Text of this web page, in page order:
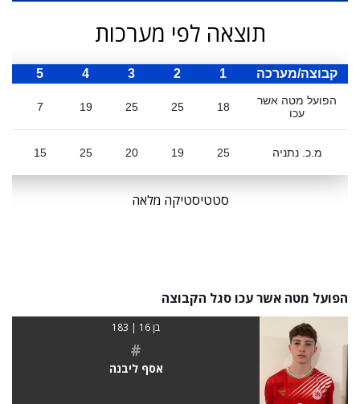
תוצאה לפי מערכות
קבוצה/מערכה 1
2
3
4
5
הפועל מטה אשר
עכו
18
25
25
19
7
מ.כ. נתניה 25
19
20
25
15
סטטיסטיקה מלאה
הפועל מטה אשר עכו סגל הקבוצה
בן 16 | 183
#
אסף ליבנה